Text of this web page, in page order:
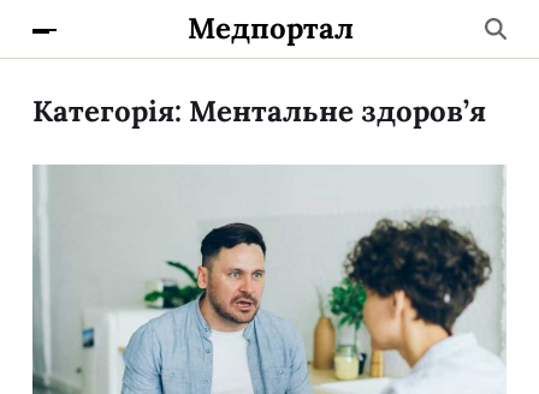
Медпортал
Категорія: Ментальне здоров’я